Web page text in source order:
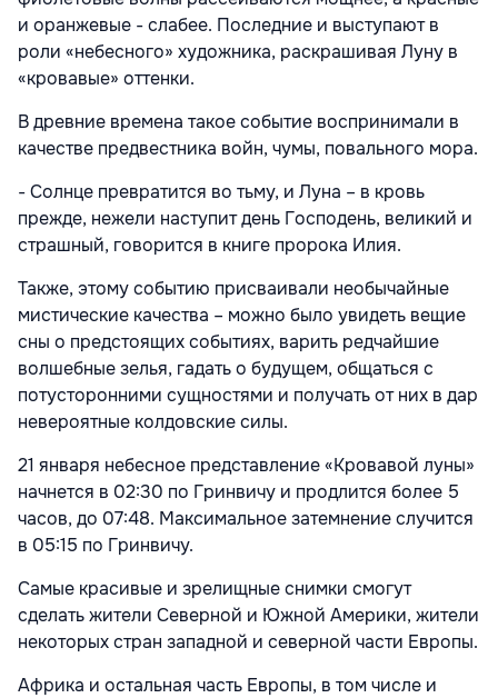
и оранжевые - слабее. Последние и выступают в
роли «небесного» художника, раскрашивая Луну в
«кровавые» оттенки.
В древние времена такое событие воспринимали в
качестве предвестника войн, чумы, повального мора.
- Солнце превратится во тьму, и Луна – в кровь
прежде, нежели наступит день Господень, великий и
страшный, говорится в книге пророка Илия.
Также, этому событию присваивали необычайные
мистические качества – можно было увидеть вещие
сны о предстоящих событиях, варить редчайшие
волшебные зелья, гадать о будущем, общаться с
потусторонними сущностями и получать от них в дар
невероятные колдовские силы.
21 января небесное представление «Кровавой луны»
начнется в 02:30 по Гринвичу и продлится более 5
часов, до 07:48. Максимальное затемнение случится
в 05:15 по Гринвичу.
Самые красивые и зрелищные снимки смогут
сделать жители Северной и Южной Америки, жители
некоторых стран западной и северной части Европы.
Африка и остальная часть Европы, в том числе и